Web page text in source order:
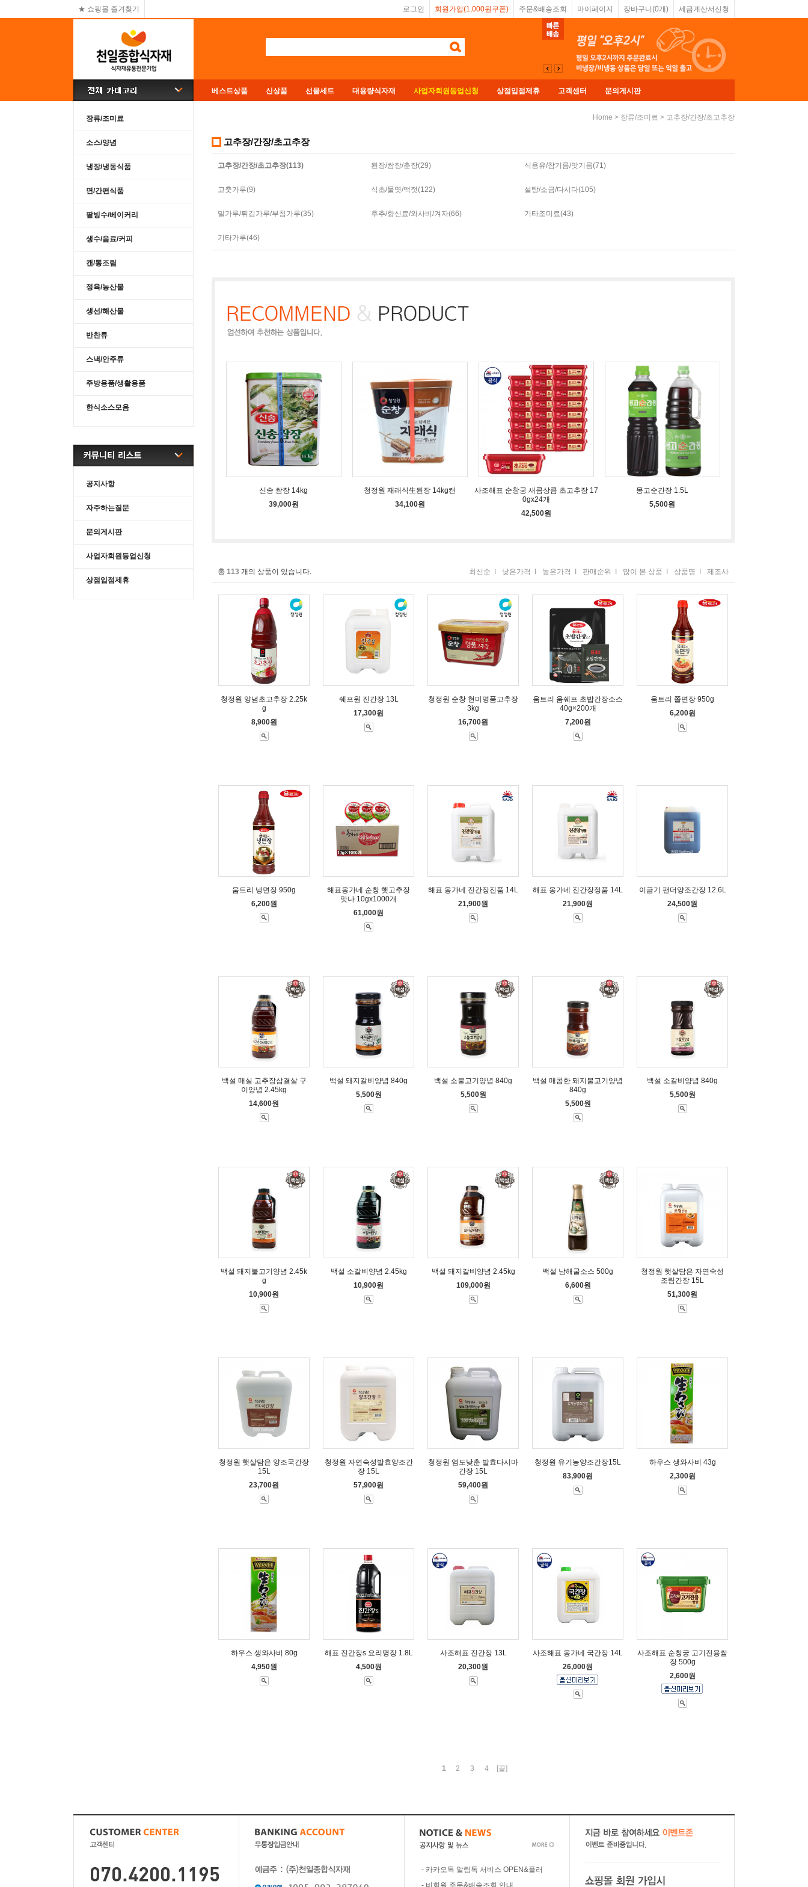
★ 쇼핑몰 즐겨찾기 로그인 회원가입(1,000원쿠폰) 주문&배송조회 마이페이지 장바구니(0개) 세금계산서신청
베스트상품 신상품 선물세트 대용량식자재 사업자회원등업신청 상점입점제휴 고객센터 문의게시판
장류/조미료
소스/양념
냉장/냉동식품
면/간편식품
팥빙수/베이커리
생수/음료/커피
캔/통조림
정육/농산물
생선/해산물
반찬류
스낵/안주류
주방용품/생활용품
한식소스모음
공지사항
자주하는질문
문의게시판
사업자회원등업신청
상점입점제휴
Home > 장류/조미료 > 고추장/간장/초고추장
고추장/간장/초고추장
고추장/간장/초고추장(113) 된장/쌈장/춘장(29) 식용유/참기름/맛기름(71)
고춧가루(9) 식초/물엿/액젓(122) 설탕/소금/다시다(105)
밀가루/튀김가루/부침가루(35) 후추/향신료/와사비/겨자(66) 기타조미료(43)
기타가루(46)
신송 쌈장 14kg
39,000원
청정원 재래식生된장 14kg캔
34,100원
사조해표 순창궁 새콤상큼 초고추장 17
0gx24개
42,500원
몽고순간장 1.5L
5,500원
총 113 개의 상품이 있습니다. 최신순 낮은가격 높은가격 판매순위 많이 본 상품 상품명 제조사
청정원 양념초고추장 2.25k
g
8,900원
쉐프원 진간장 13L
17,300원
청정원 순창 현미명품고추장
3kg
16,700원
움트리 움쉐프 초밥간장소스
40g×200개
7,200원
움트리 쫄면장 950g
6,200원
움트리 냉면장 950g
6,200원
해표옹가네 순창 햇고추장
맛나 10gx1000개
61,000원
해표 옹가네 진간장진품 14L
21,900원
해표 옹가네 진간장정품 14L
21,900원
이금기 팬더양조간장 12.6L
24,500원
백설 매실 고추장삼결살 구
이양념 2.45kg
14,600원
백설 돼지갈비양념 840g
5,500원
백설 소불고기양념 840g
5,500원
백설 매콤한 돼지불고기양념
840g
5,500원
백설 소갈비양념 840g
5,500원
백설 돼지불고기양념 2.45k
g
10,900원
백설 소갈비양념 2.45kg
10,900원
백설 돼지갈비양념 2.45kg
109,000원
백설 남해굴소스 500g
6,600원
청정원 햇살담은 자연숙성
조림간장 15L
51,300원
청정원 햇살담은 양조국간장
15L
23,700원
청정원 자연숙성발효양조간
장 15L
57,900원
청정원 염도낮춘 발효다시마
간장 15L
59,400원
청정원 유기농양조간장15L
83,900원
하우스 생와사비 43g
2,300원
하우스 생와사비 80g
4,950원
해표 진간장s 요리명장 1.8L
4,500원
사조해표 진간장 13L
20,300원
사조해표 옹가네 국간장 14L
26,000원
사조해표 순창궁 고기전용쌈
장 500g
2,600원
1 2 3 4 [끝]
- 카카오톡 알림톡 서비스 OPEN&플러